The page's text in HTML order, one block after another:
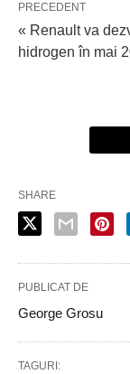
PRECEDENT
« Renault va
hidrogen în mai
SHARE
PUBLICAT DE
George Grosu
TAGURI: